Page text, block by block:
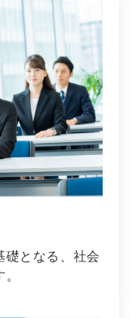
礎となる、社会